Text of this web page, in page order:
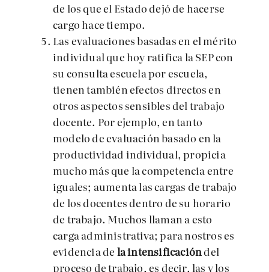
de los que el Estado dejó de hacerse
cargo hace tiempo.
Las evaluaciones basadas en el mérito
individual que hoy ratifica la SEP con
su consulta escuela por escuela,
tienen también efectos directos en
otros aspectos sensibles del trabajo
docente. Por ejemplo, en tanto
modelo de evaluación basado en la
productividad individual, propicia
mucho más que la competencia entre
iguales; aumenta las cargas de trabajo
de los docentes dentro de su horario
de trabajo. Muchos llaman a esto
carga administrativa; para nostros es
evidencia de la intensificacióndel
proceso de trabajo, es decir, las y los